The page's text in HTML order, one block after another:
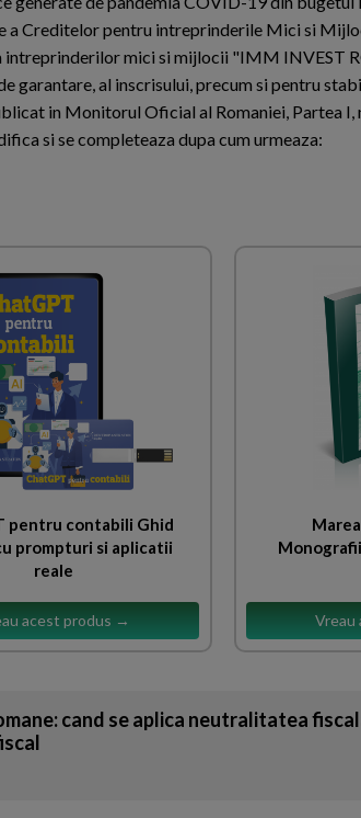
Creditelor pentru intreprinderile Mici si
mici si mijlocii "IMM INVEST
garantare, al inscrisului, precum si pentru
in Monitorul Oficial al Romaniei, Partea I,
si se completeaza dupa cum urmeaza:
pentru contabili Ghid
prompturi si aplicatii
reale
acest produs → Vreau
cand se aplica neutralitatea